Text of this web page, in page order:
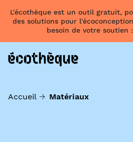
L'écothèque est un outil gratuit,
des solutions pour
besoin de votre soutien :
Accueil Matériaux